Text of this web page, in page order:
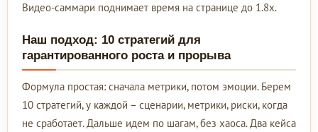
Видео-саммари поднимает время на странице до 1.8х.
Наш подход: 10 стратегий для
гарантированного роста и прорыва
Формула простая: сначала метрики, потом эмоции. Берем
10 стратегий, у каждой – сценарии, метрики, риски, когда
не сработает. Дальше идем по шагам, без хаоса. Два кейса